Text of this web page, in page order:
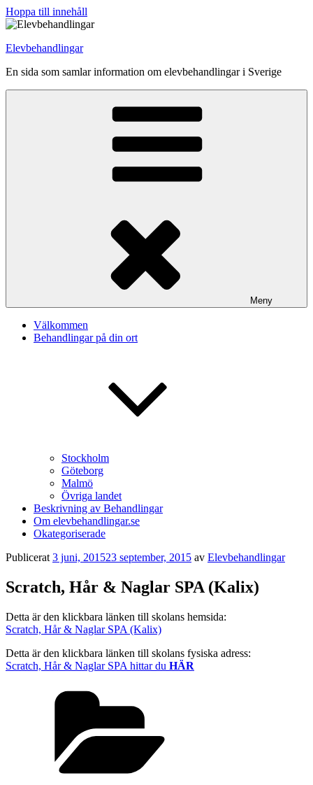
Hoppa till innehåll
Elevbehandlingar
En sida som samlar information om elevbehandlingar i Sverige
Meny
Välkommen
Behandlingar på din ort
Stockholm
Göteborg
Malmö
Övriga landet
Beskrivning av Behandlingar
Om elevbehandlingar.se
Okategoriserade
Publicerat 3 juni, 201523 september, 2015 av Elevbehandlingar
Scratch, Hår & Naglar SPA (Kalix)
Detta är den klickbara länken till skolans hemsida:
Scratch, Hår & Naglar SPA (Kalix)
Detta är den klickbara länken till skolans fysiska adress:
Scratch, Hår & Naglar SPA hittar du HÄR